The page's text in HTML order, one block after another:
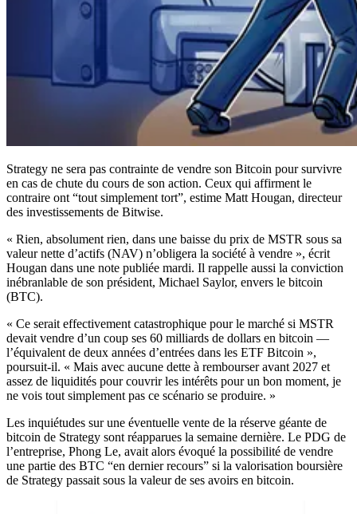
Strategy ne sera pas contrainte de vendre son Bitcoin pour survivre
en cas de chute du cours de son action. Ceux qui affirment le
contraire ont “tout simplement tort”, estime Matt Hougan, directeur
des investissements de Bitwise.
« Rien, absolument rien, dans une baisse du prix de MSTR sous sa
valeur nette d’actifs (NAV) n’obligera la société à vendre », écrit
Hougan dans une note publiée mardi. Il rappelle aussi la conviction
inébranlable de son président, Michael Saylor, envers le bitcoin
(BTC).
« Ce serait effectivement catastrophique pour le marché si MSTR
devait vendre d’un coup ses 60 milliards de dollars en bitcoin —
l’équivalent de deux années d’entrées dans les ETF Bitcoin »,
poursuit-il. « Mais avec aucune dette à rembourser avant 2027 et
assez de liquidités pour couvrir les intérêts pour un bon moment, je
ne vois tout simplement pas ce scénario se produire. »
Les inquiétudes sur une éventuelle vente de la réserve géante de
bitcoin de Strategy sont réapparues la semaine dernière. Le PDG de
l’entreprise, Phong Le, avait alors évoqué la possibilité de vendre
une partie des BTC “en dernier recours” si la valorisation boursière
de Strategy passait sous la valeur de ses avoirs en bitcoin.